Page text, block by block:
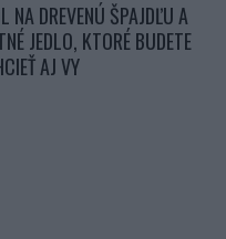
NA DREVENÚ ŠPAJDĽU A
JEDLO, KTORÉ BUDETE
AJ VY